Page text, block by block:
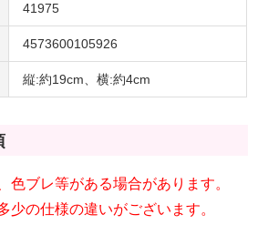
41975
4573600105926
縦:約19cm、横:約4cm
色ブレ等がある場合があります。
の仕様の違いがございます。